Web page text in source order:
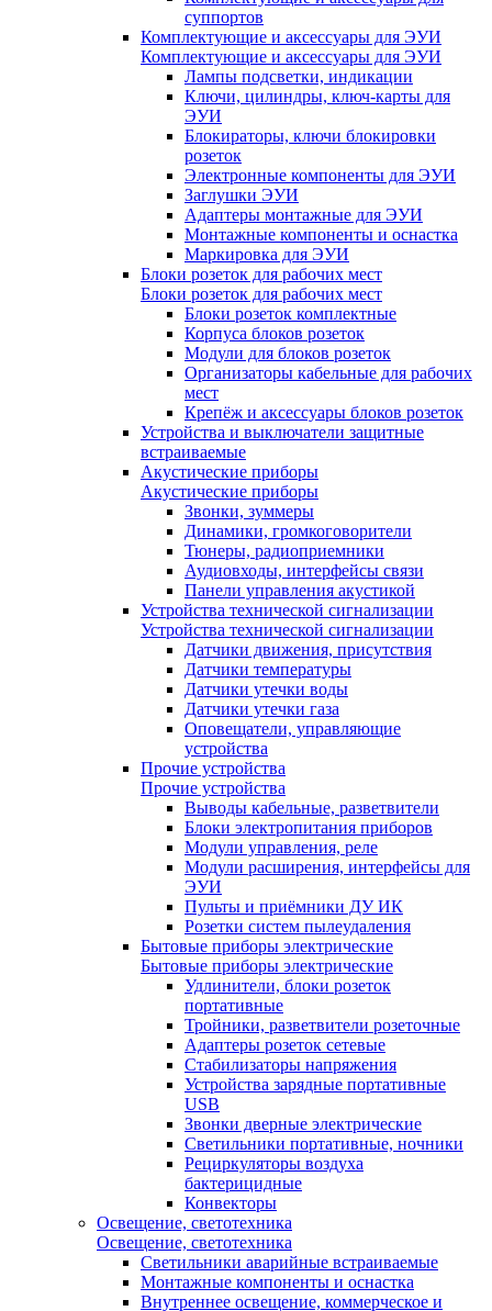
суппортов
Комплектующие и аксессуары для ЭУИ
Комплектующие и аксессуары для ЭУИ
Лампы подсветки, индикации
Ключи, цилиндры, ключ-карты для
ЭУИ
Блокираторы, ключи блокировки
розеток
Электронные компоненты для ЭУИ
Заглушки ЭУИ
Адаптеры монтажные для ЭУИ
Монтажные компоненты и оснастка
Маркировка для ЭУИ
Блоки розеток для рабочих мест
Блоки розеток для рабочих мест
Блоки розеток комплектные
Корпуса блоков розеток
Модули для блоков розеток
Организаторы кабельные для рабочих
мест
Крепёж и аксессуары блоков розеток
Устройства и выключатели защитные
встраиваемые
Акустические приборы
Акустические приборы
Звонки, зуммеры
Динамики, громкоговорители
Тюнеры, радиоприемники
Аудиовходы, интерфейсы связи
Панели управления акустикой
Устройства технической сигнализации
Устройства технической сигнализации
Датчики движения, присутствия
Датчики температуры
Датчики утечки воды
Датчики утечки газа
Оповещатели, управляющие
устройства
Прочие устройства
Прочие устройства
Выводы кабельные, разветвители
Блоки электропитания приборов
Модули управления, реле
Модули расширения, интерфейсы для
ЭУИ
Пульты и приёмники ДУ ИК
Розетки систем пылеудаления
Бытовые приборы электрические
Бытовые приборы электрические
Удлинители, блоки розеток
портативные
Тройники, разветвители розеточные
Адаптеры розеток сетевые
Стабилизаторы напряжения
Устройства зарядные портативные
USB
Звонки дверные электрические
Светильники портативные, ночники
Рециркуляторы воздуха
бактерицидные
Конвекторы
Освещение, светотехника
Освещение, светотехника
Светильники аварийные встраиваемые
Монтажные компоненты и оснастка
Внутреннее освещение, коммерческое и